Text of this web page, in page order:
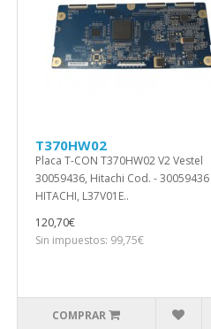
T370HW02
Placa T-CON T370HW02 V2 Vestel
30059436, Hitachi Cod. - 30059436
HITACHI, L37V01E..
120,70€
Sin impuestos: 99,75€
COMPRAR